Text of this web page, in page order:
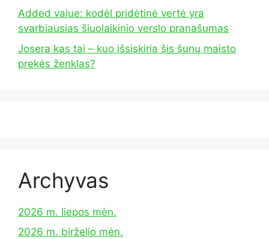
Added value: kodėl pridėtinė vertė yra
svarbiausias šiuolaikinio verslo pranašumas
Josera kas tai – kuo išsiskiria šis šunų maisto
prekės ženklas?
Archyvas
2026 m. liepos mėn.
2026 m. birželio mėn.